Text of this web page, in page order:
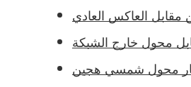
مقابل العاكس العادي
محول خارج الشبكة
محول شمسي هجين